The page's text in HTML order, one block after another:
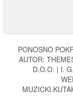
PONOSNO
AUTOR:
D.O.O. | I.